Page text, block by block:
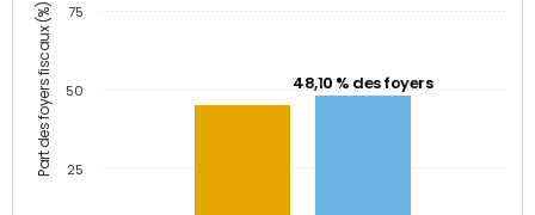
Part des foyers fiscaux (%) 48,10 % des foyers
25
50
75